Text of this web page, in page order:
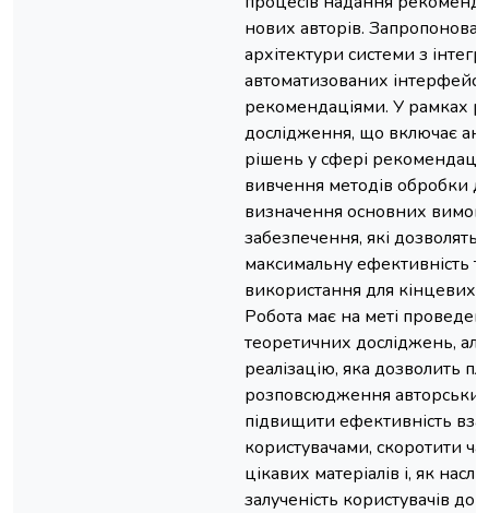
нових авторів.
архітектури системи з
автоматизованих
рекомендаціями. У рамках
дослідження, що включає
рішень у сфері
вивчення методів обробки
визначення основних вимог
забезпечення, які дозволять
максимальну ефективність
використання для кінцевих
Робота має на меті
теоретичних досліджень,
реалізацію, яка дозволить
розповсюдження
підвищити ефективність
користувачами, скоротити
цікавих матеріалів і, як
залученість користувачів